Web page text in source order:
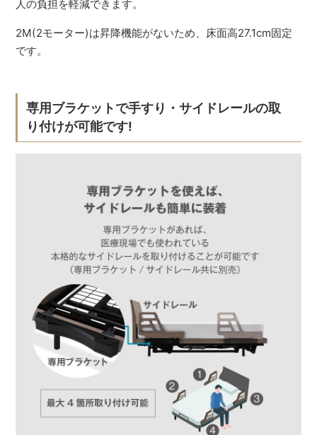
人の負担を軽減できます。
2M(2モーター)は昇降機能がないため、床面高27.1cm固定
です。
専用ブラケットで手すり・サイドレールの取
り付けが可能です!